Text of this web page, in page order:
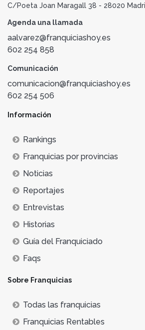
C/Poeta Joan Maragall 38 - 28020
Agenda una llamada
aalvarez@franquiciashoy.es
602 254 858
Comunicación
comunicacion@franquiciashoy.es
602 254 506
Información
Rankings
Franquicias por provincias
Noticias
Reportajes
Entrevistas
Historias
Guía del Franquiciado
Faqs
Sobre Franquicias
Todas las franquicias
Franquicias Rentables